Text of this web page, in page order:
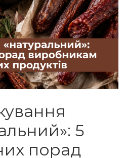
5
порад